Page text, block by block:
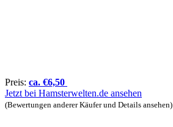
Preis: ca. €6,50
Jetzt bei Hamsterwelten.de ansehen
(Bewertungen anderer Käufer und Details ansehen)